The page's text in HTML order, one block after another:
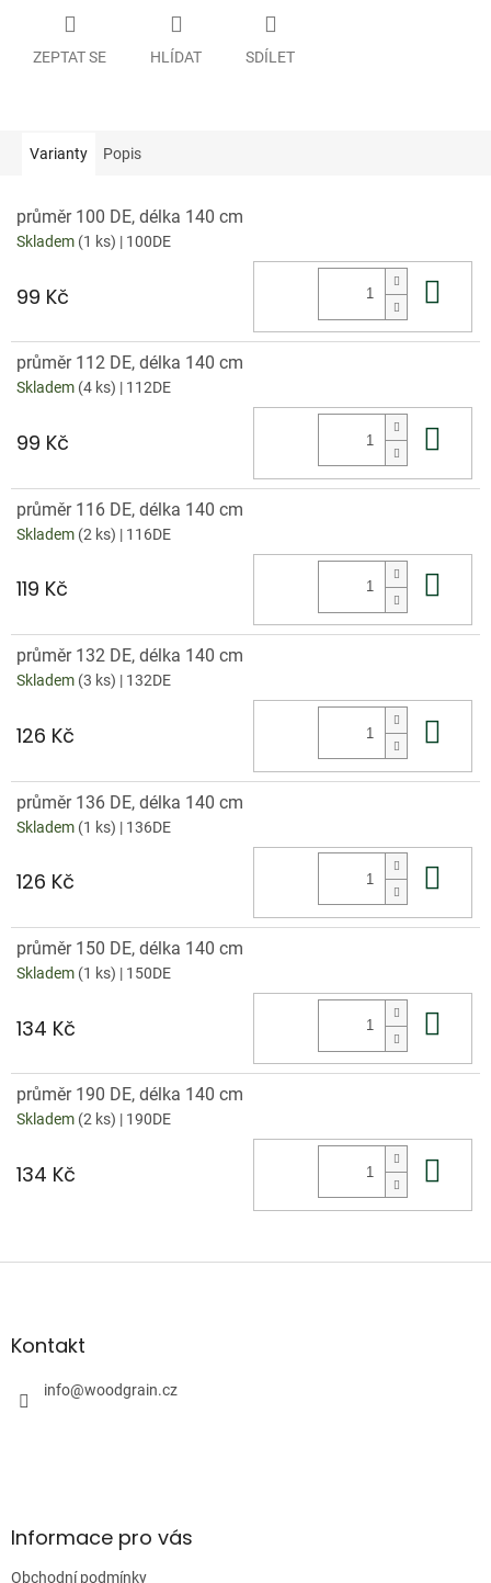
ZEPTAT SE HLÍDAT SDÍLET
Varianty Popis
průměr 100 DE, délka 140 cm
Skladem (1 ks) | 100DE
99 Kč
průměr 112 DE, délka 140 cm
Skladem (4 ks) | 112DE
99 Kč
průměr 116 DE, délka 140 cm
Skladem (2 ks) | 116DE
119 Kč
průměr 132 DE, délka 140 cm
Skladem (3 ks) | 132DE
126 Kč
průměr 136 DE, délka 140 cm
Skladem (1 ks) | 136DE
126 Kč
průměr 150 DE, délka 140 cm
Skladem (1 ks) | 150DE
134 Kč
průměr 190 DE, délka 140 cm
Skladem (2 ks) | 190DE
134 Kč
Z
aKontakt
info@woodgrain.cz
Informace pro vás
Obchodní podmínky